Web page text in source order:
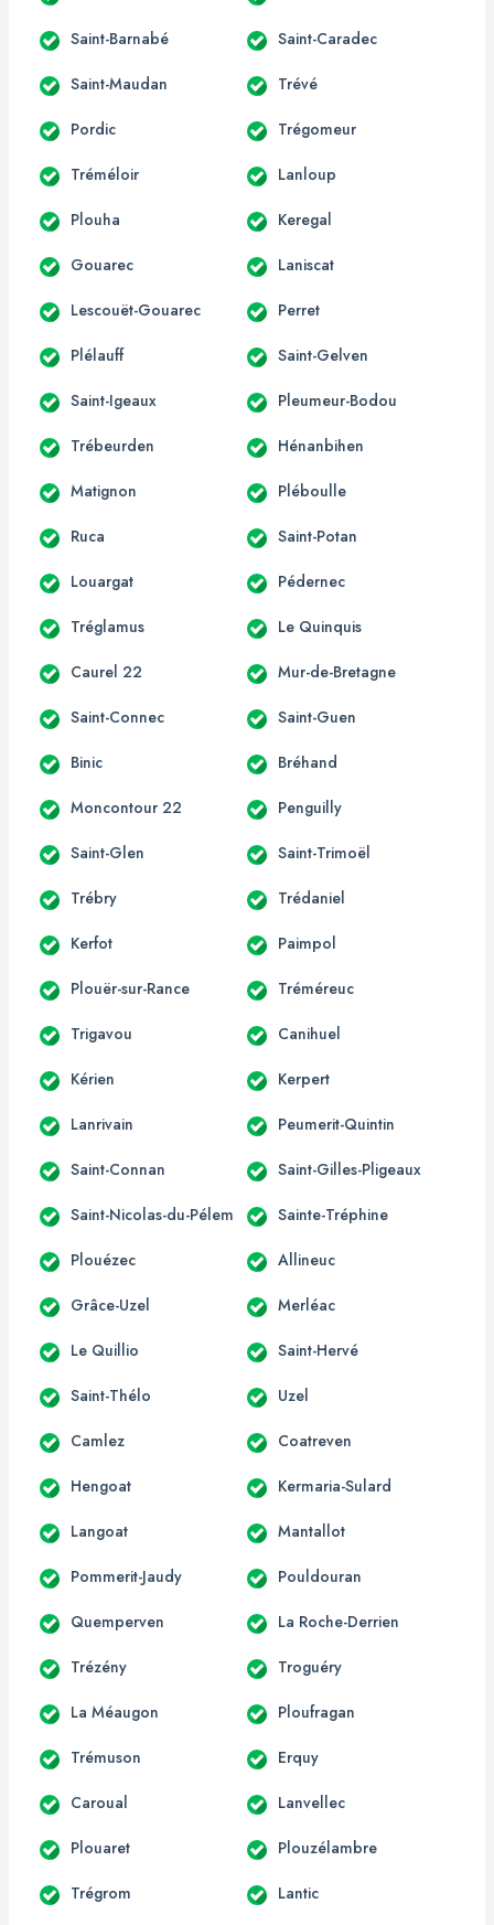
Saint-Barnabé Saint-Caradec
Saint-Maudan Trévé
Pordic Trégomeur
Tréméloir Lanloup
Plouha Keregal
Gouarec Laniscat
Lescouët-Gouarec Perret
Plélauff Saint-Gelven
Saint-Igeaux Pleumeur-Bodou
Trébeurden Hénanbihen
Matignon Pléboulle
Ruca Saint-Potan
Louargat Pédernec
Tréglamus Le Quinquis
Caurel 22 Mur-de-Bretagne
Saint-Connec Saint-Guen
Binic Bréhand
Moncontour 22 Penguilly
Saint-Glen Saint-Trimoël
Trébry Trédaniel
Kerfot Paimpol
Plouër-sur-Rance Tréméreuc
Trigavou Canihuel
Kérien Kerpert
Lanrivain Peumerit-Quintin
Saint-Connan Saint-Gilles-Pligeaux
Saint-Nicolas-du-Pélem Sainte-Tréphine
Plouézec Allineuc
Grâce-Uzel Merléac
Le Quillio Saint-Hervé
Saint-Thélo Uzel
Camlez Coatreven
Hengoat Kermaria-Sulard
Langoat Mantallot
Pommerit-Jaudy Pouldouran
Quemperven La Roche-Derrien
Trézény Troguéry
La Méaugon Ploufragan
Trémuson Erquy
Caroual Lanvellec
Plouaret Plouzélambre
Trégrom Lantic